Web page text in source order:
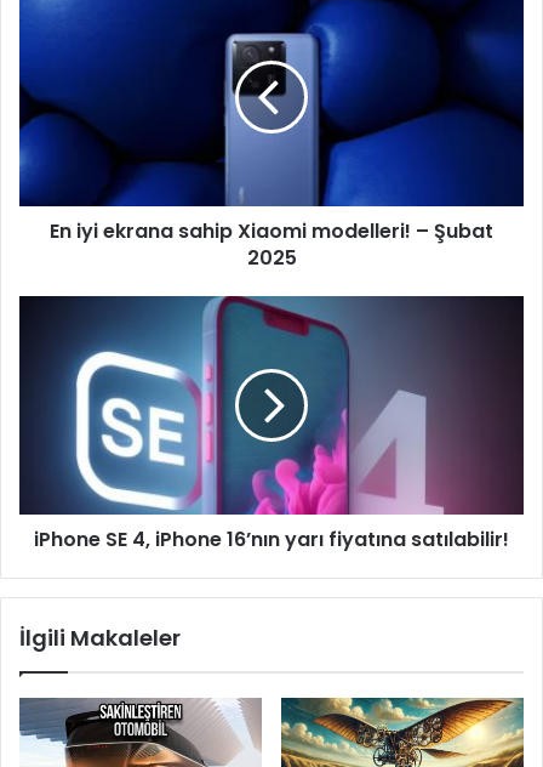
Xiaomi
modelleri!
–
Şubat
2025
En iyi ekrana sahip Xiaomi modelleri! – Şubat
2025
satılabilir!
iPhone SE 4, iPhone 16’nın yarı fiyatına satılabilir!
İlgili Makaleler